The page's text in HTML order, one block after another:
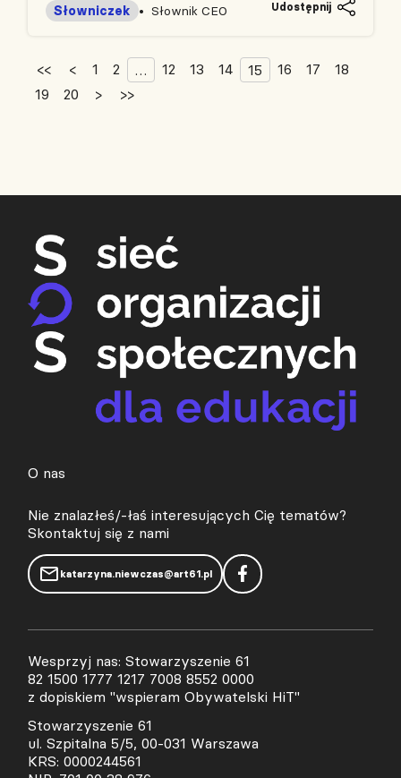
Słownik CEO
Słowniczek Udostępnij
<< < 1 2 … 12 13 14 15 16 17
18
19
20 > >>
O nas
Nie znalazłeś/-łaś interesujących Cię tematów?
Skontaktuj się z nami
katarzyna.niewczas@art61.pl
Wesprzyj nas: Stowarzyszenie 61
82 1500 1777 1217 7008 8552 0000
z dopiskiem "wspieram Obywatelski HiT"
Stowarzyszenie 61
ul. Szpitalna 5/5, 00-031 Warszawa
KRS: 0000244561